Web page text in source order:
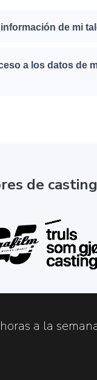
de mi
a los datos de
de
a la